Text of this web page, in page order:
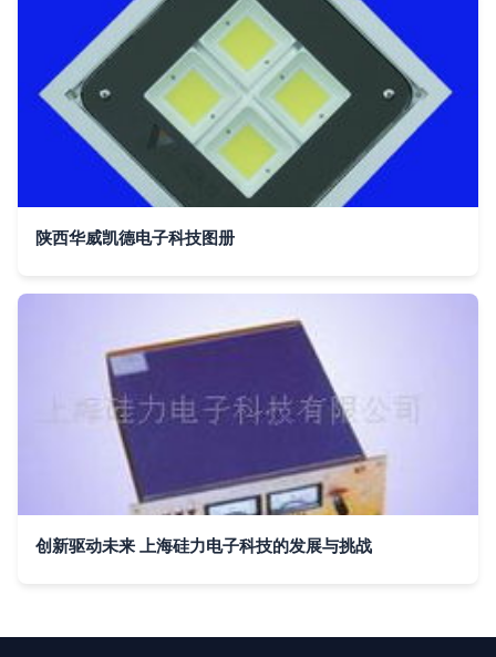
陕西华威凯德电子科技图册
创新驱动未来 上海硅力电子科技的发展与挑战